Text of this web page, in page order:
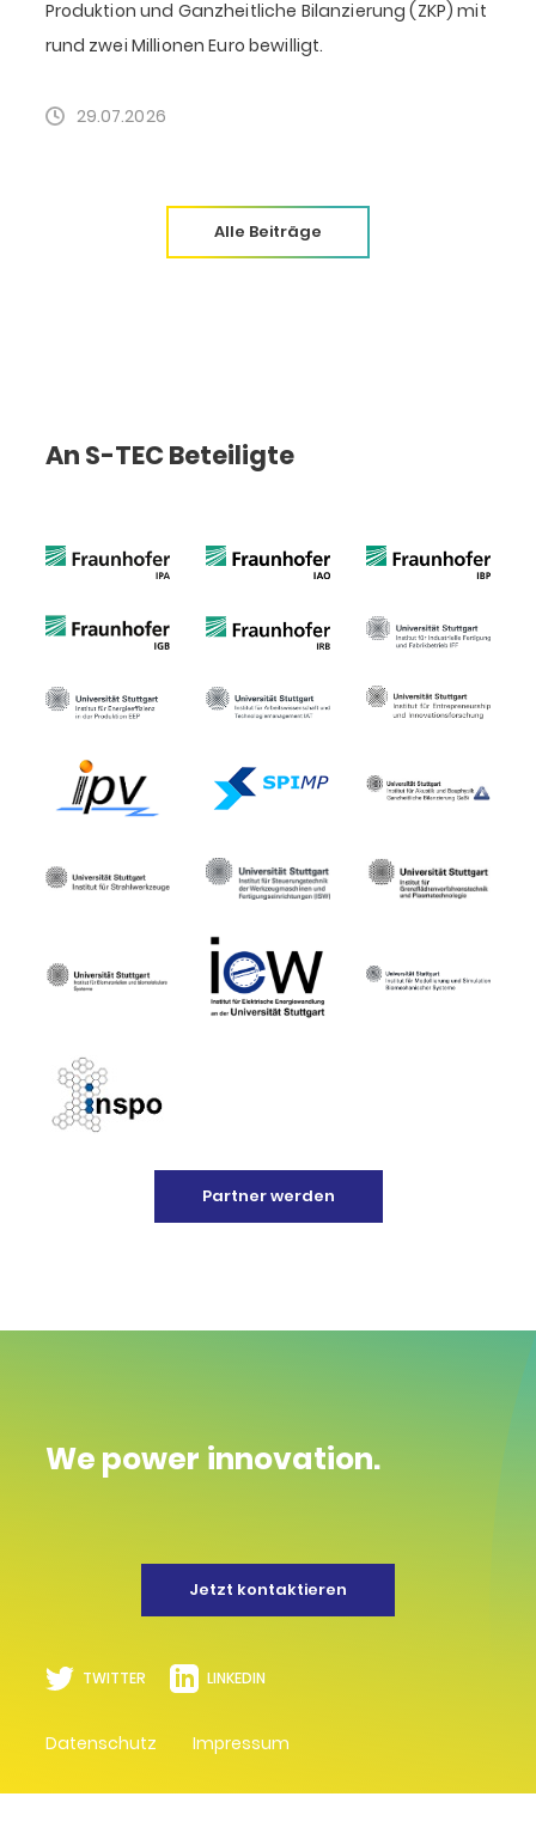
Produktion und Ganzheitliche Bilanzierung (ZKP) mit
rund zwei Millionen Euro bewilligt.
29.07.2026
Alle Beiträge
An S-TEC Beteiligte
Partner werden
We power innovation.
Jetzt kontaktieren
TWITTER LINKEDIN
Datenschutz Impressum